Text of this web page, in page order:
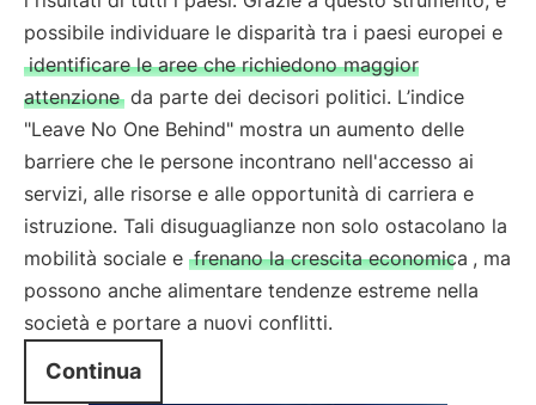
possibile individuare le disparità tra i paesi europei e
identificare le aree che richiedono maggior
attenzione da parte dei decisori politici. L’indice
"Leave No One Behind" mostra un aumento delle
barriere che le persone incontrano nell'accesso ai
servizi, alle risorse e alle opportunità di carriera e
istruzione. Tali disuguaglianze non solo ostacolano la
mobilità sociale e frenano la crescita economica , ma
possono anche alimentare tendenze estreme nella
società e portare a nuovi conflitti.
Continua